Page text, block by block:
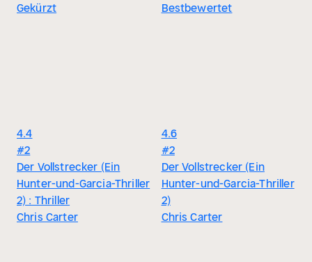
Gekürzt
4.4
#2
Der Vollstrecker (Ein
Hunter-und-Garcia-Thriller
2) : Thriller
Chris Carter
Bestbewertet
4.6
#2
Der Vollstrecker (Ein
Hunter-und-Garcia-Thriller
2)
Chris Carter